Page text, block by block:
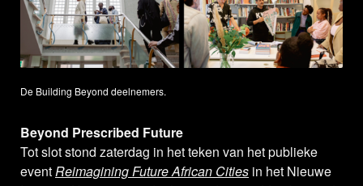
De Building Beyond deelnemers.
Beyond Prescribed Future
Tot slot stond zaterdag in het teken van het publieke
event Reimagining Future African Cities in het Nieuwe